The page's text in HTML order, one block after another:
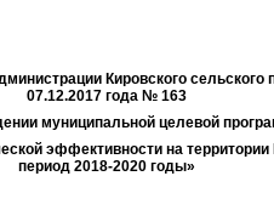
Кировского сельского
07.12.2017 года № 163
муниципальной целевой
эффективности на территории
период 2018-2020 годы»